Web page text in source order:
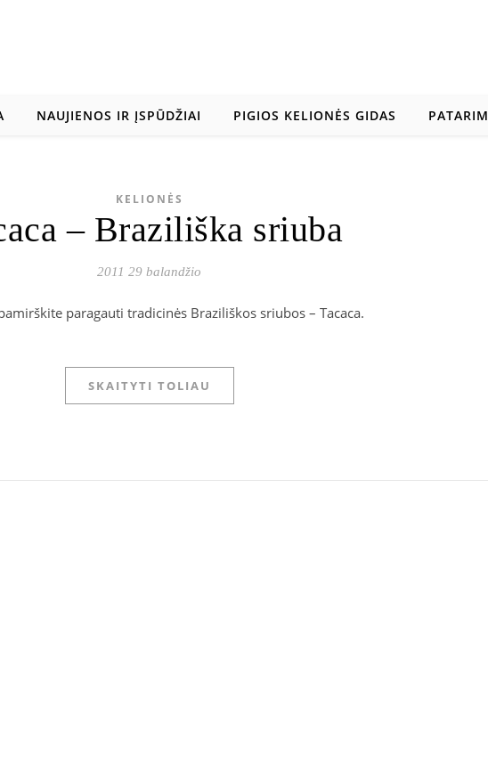
NAUJIENOS IR ĮSPŪDŽIAI PIGIOS KELIONĖS GIDAS
KELIONĖS
– Braziliška sriuba
2011 29 balandžio
paragauti tradicinės Braziliškos sriubos – Tacaca.
SKAITYTI TOLIAU